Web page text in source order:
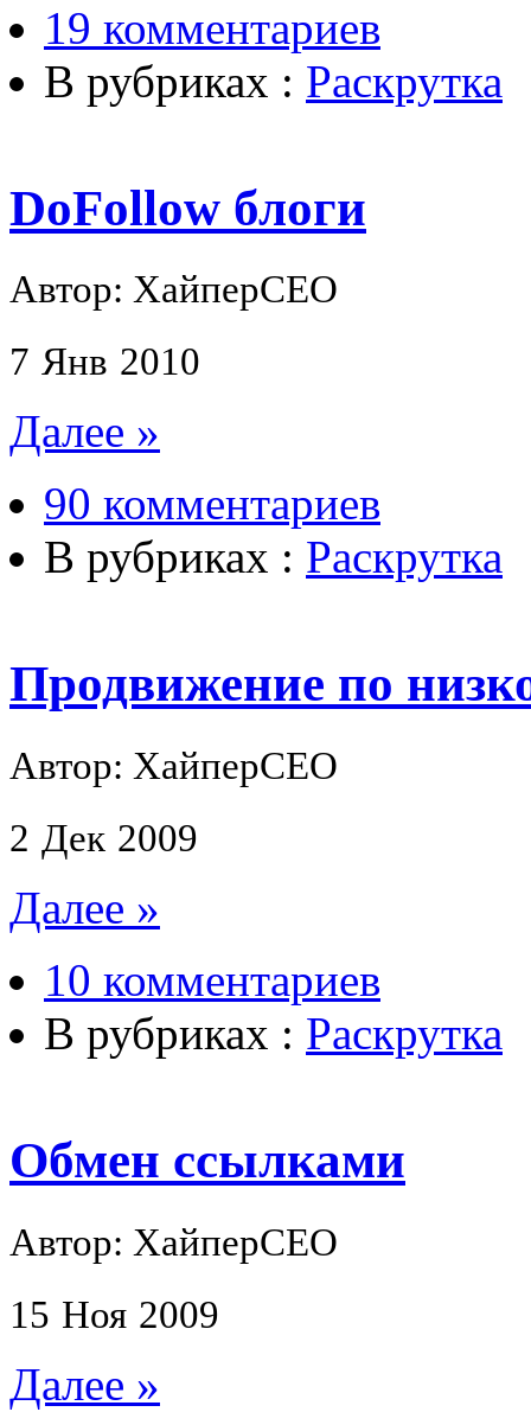
19 комментариев
В рубриках : Раскрутка
DoFollow блоги
Автор: ХайперСЕО
7 Янв 2010
Далее »
90 комментариев
В рубриках : Раскрутка
Продвижение по
Автор: ХайперСЕО
2 Дек 2009
Далее »
10 комментариев
В рубриках : Раскрутка
Обмен ссылками
Автор: ХайперСЕО
15 Ноя 2009
Далее »